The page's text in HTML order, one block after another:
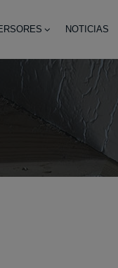
NOTICIAS